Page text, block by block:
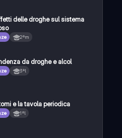
delle droghe sul sistema
2ªm
da droghe e alcol
3ªl
e la tavola periodica
1ªl